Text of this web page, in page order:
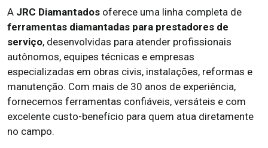
A JRC Diamantados oferece uma linha completa de
ferramentas diamantadas para prestadores de
serviço, desenvolvidas para atender profissionais
autônomos, equipes técnicas e empresas
especializadas em obras civis, instalações, reformas e
manutenção. Com mais de 30 anos de experiência,
fornecemos ferramentas confiáveis, versáteis e com
excelente custo-benefício para quem atua diretamente
no campo.